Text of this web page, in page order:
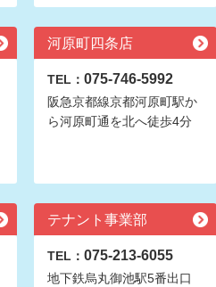
河原町四条店
TEL： 075-746-5992
阪急京都線京都河原町駅か
ら河原町通を北へ徒歩4分
テナント事業部
TEL： 075-213-6055
地下鉄烏丸御池駅5番出口